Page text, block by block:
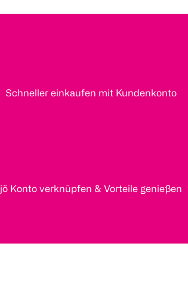
Schneller einkaufen mit Kundenkonto
jö Konto verknüpfen & Vorteile genießen